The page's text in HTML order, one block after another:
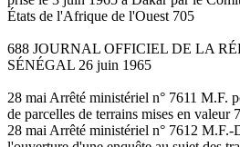
États de l'Afrique de l'Ouest 705
688 JOURNAL OFFICIEL DE LA
SÉNÉGAL 26 juin 1965
28 mai Arrêté ministériel n° 7611 M.F.
de parcelles de terrains mises en valeur
28 mai Arrêté ministériel n° 7612